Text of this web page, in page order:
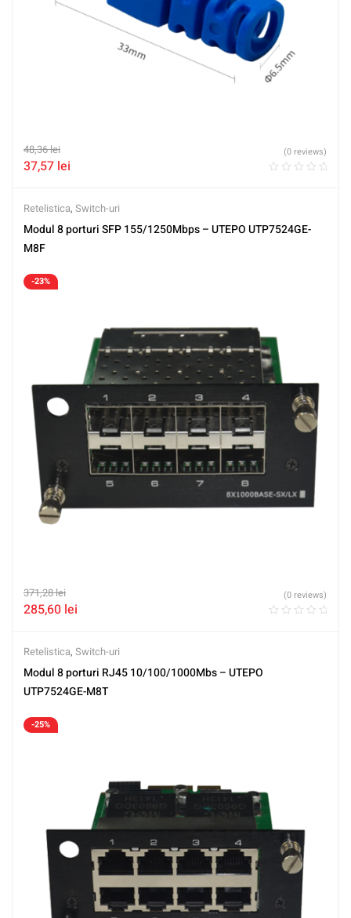
48,36lei
37,57 lei
(0 reviews)
Retelistica, Switch-uri
Modul 8 porturi SFP 155/1250Mbps – UTEPO UTP7524GE-
M8F
-23%
371,28lei
285,60 lei
(0 reviews)
Retelistica, Switch-uri
Modul 8 porturi RJ45 10/100/1000Mbs – UTEPO
UTP7524GE-M8T
-25%